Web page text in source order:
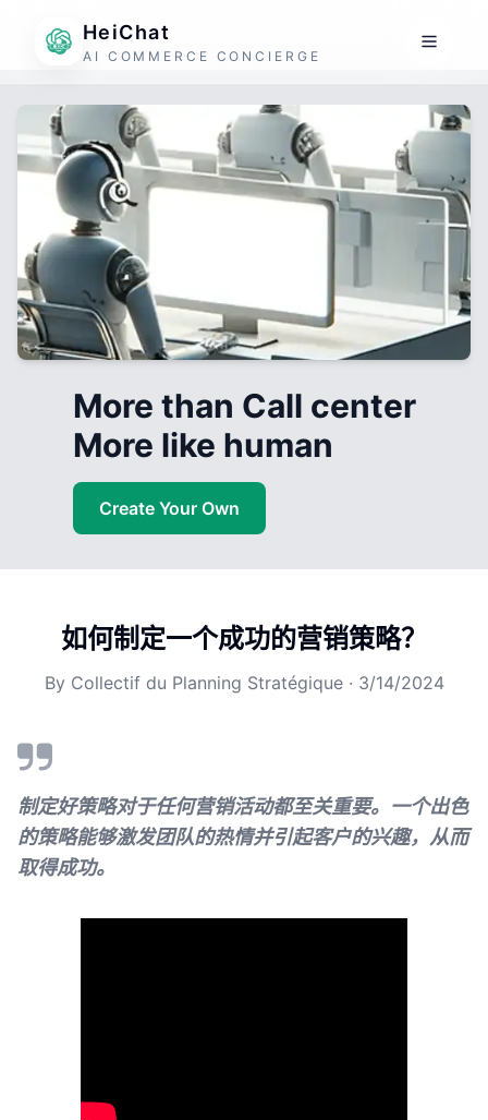
HeiChat
AI COMMERCE CONCIERGE
More than Call center
More like human
Create Your Own
如何制定一个成功的营销策略？
By Collectif du Planning Stratégique· 3/14/2024
制定好策略对于任何营销活动都至关重要。一个出色
的策略能够激发团队的热情并引起客户的兴趣，从而
取得成功。